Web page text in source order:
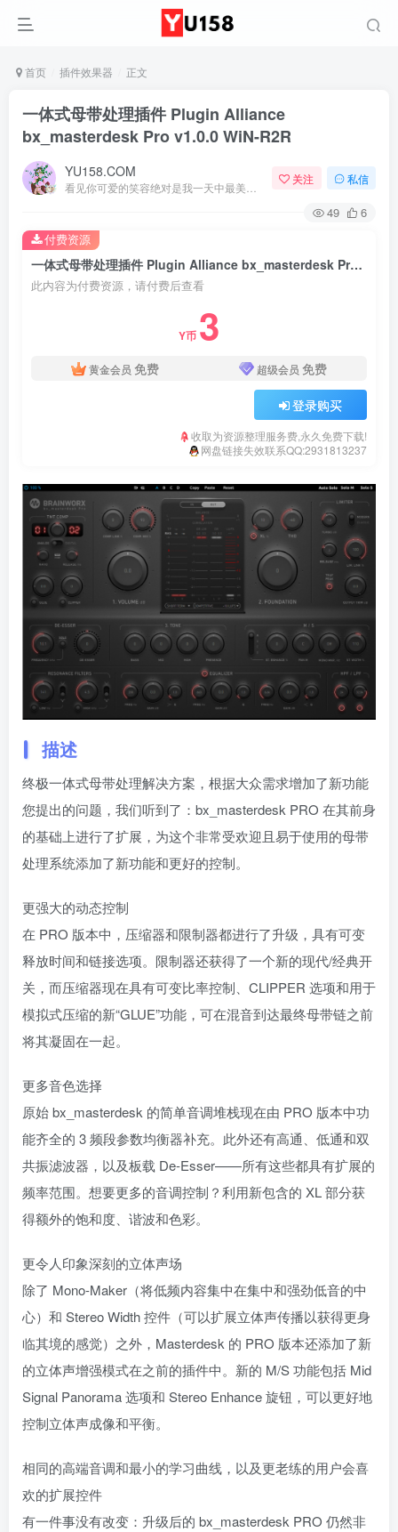
首页 插件效果器 正文
一体式母带处理插件 Plugin Alliance
bx_masterdesk Pro v1.0.0 WiN-R2R
YU158.COM 关注 私信
49 6
一体式母带处理插件 Plugin Alliance bx_masterdesk Pro v1.0.0 WiN-R2R
此内容为付费资源，请付费后查看
Y币 3
黄金会员 免费 超级会员 免费
登录购买
收取为资源整理服务费,永久免费下载!
网盘链接失效联系QQ:2931813237
付费资源
描述
终极一体式母带处理解决方案，根据大众需求增加了新功能
您提出的问题，我们听到了：bx_masterdesk PRO 在其前身
的基础上进行了扩展，为这个非常受欢迎且易于使用的母带
处理系统添加了新功能和更好的控制。
更强大的动态控制
在 PRO 版本中，压缩器和限制器都进行了升级，具有可变
释放时间和链接选项。限制器还获得了一个新的现代/经典开
关，而压缩器现在具有可变比率控制、CLIPPER 选项和用于
模拟式压缩的新“GLUE”功能，可在混音到达最终母带链之前
将其凝固在一起。
更多音色选择
原始 bx_masterdesk 的简单音调堆栈现在由 PRO 版本中功
能齐全的 3 频段参数均衡器补充。此外还有高通、低通和双
共振滤波器，以及板载 De-Esser——所有这些都具有扩展的
频率范围。想要更多的音调控制？利用新包含的 XL 部分获
得额外的饱和度、谐波和色彩。
更令人印象深刻的立体声场
除了 Mono-Maker（将低频内容集中在集中和强劲低音的中
心）和 Stereo Width 控件（可以扩展立体声传播以获得更身
临其境的感觉）之外，Masterdesk 的 PRO 版本还添加了新
的立体声增强模式在之前的插件中。新的 M/S 功能包括 Mid
Signal Panorama 选项和 Stereo Enhance 旋钮，可以更好地
控制立体声成像和平衡。
相同的高端音调和最小的学习曲线，以及更老练的用户会喜
欢的扩展控件
有一件事没有改变：升级后的 bx_masterdesk PRO 仍然非